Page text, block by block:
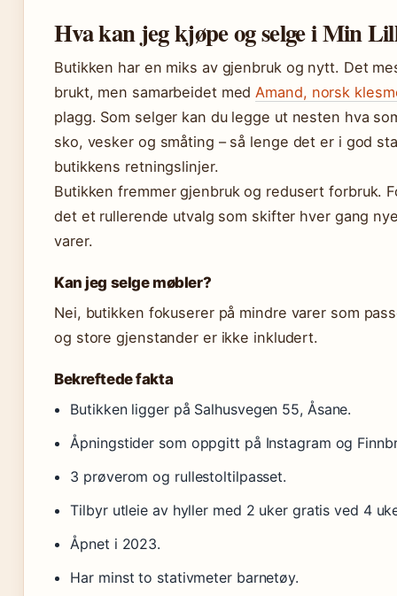
Hva kan jeg kjøpe og selge i Min
Butikken har en miks av gjenbruk og nytt. Det
brukt, men samarbeidet med Amand, norsk
plagg. Som selger kan du legge ut nesten hva
sko, vesker og småting – så lenge det er i god
butikkens retningslinjer.
Butikken fremmer gjenbruk og redusert forbruk.
det et rullerende utvalg som skifter hver gang
varer.
Kan jeg selge møbler?
Nei, butikken fokuserer på mindre varer som
og store gjenstander er ikke inkludert.
Bekreftede fakta
Butikken ligger på Salhusvegen 55, Åsane.
Åpningstider som oppgitt på Instagram og
3 prøverom og rullestoltilpasset.
Tilbyr utleie av hyller med 2 uker gratis ved 4
Åpnet i 2023.
Har minst to stativmeter barnetøy.